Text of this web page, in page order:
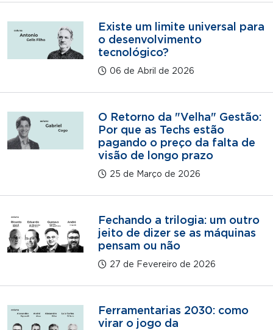
Existe um limite universal para
o desenvolvimento
tecnológico?
06 de Abril de 2026
O Retorno da "Velha" Gestão:
Por que as Techs estão
pagando o preço da falta de
visão de longo prazo
25 de Março de 2026
Fechando a trilogia: um outro
jeito de dizer se as máquinas
pensam ou não
27 de Fevereiro de 2026
Ferramentarias 2030: como
virar o jogo da